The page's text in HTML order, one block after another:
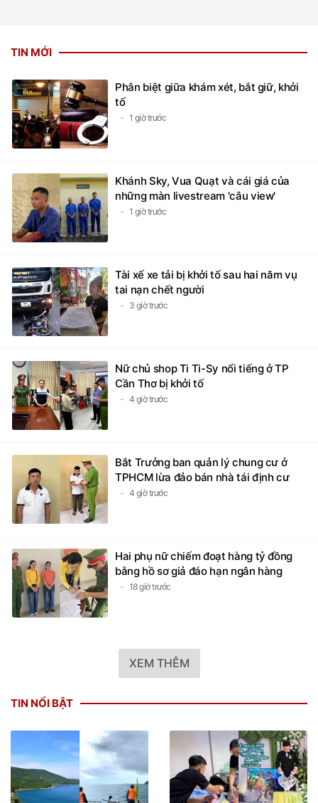
TIN MỚI
Phân biệt giữa khám xét, bắt giữ, khởi
tố
1 giờ trước
Khánh Sky, Vua Quạt và cái giá của
những màn livestream 'câu view'
1 giờ trước
Tài xế xe tải bị khởi tố sau hai năm vụ
tai nạn chết người
3 giờ trước
Nữ chủ shop Ti Ti-Sy nổi tiếng ở TP
Cần Thơ bị khởi tố
4 giờ trước
Bắt Trưởng ban quản lý chung cư ở
TPHCM lừa đảo bán nhà tái định cư
4 giờ trước
Hai phụ nữ chiếm đoạt hàng tỷ đồng
bằng hồ sơ giả đáo hạn ngân hàng
18 giờ trước
XEM THÊM
TIN NỔI BẬT